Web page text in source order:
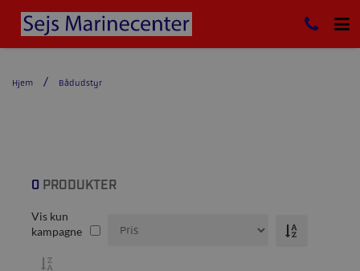
Hjem Bådudstyr
0PRODUKTER
Vis kun
kampagne